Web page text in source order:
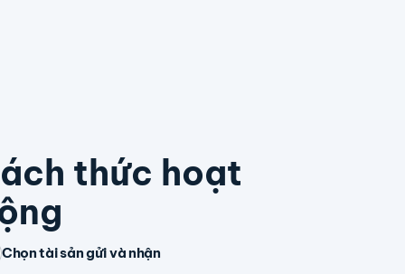
thức hoạt
Chọn tài sản gửi và nhận